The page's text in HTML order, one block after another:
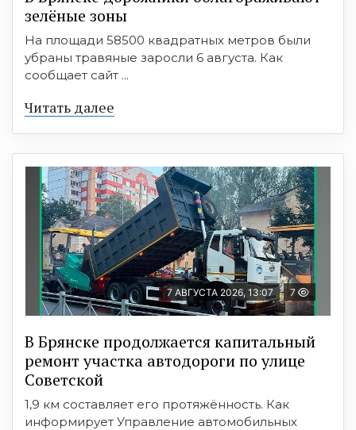
зелёные зоны
На площади 58500 квадратных метров были
убраны травяные заросли 6 августа. Как
сообщает сайт ...
Читать далее
7 АВГУСТА 2026, 13:07 7
В Брянске продолжается капитальный
ремонт участка автодороги по улице
Советской
1,9 км составляет его протяжённость. Как
информирует Управление автомобильных